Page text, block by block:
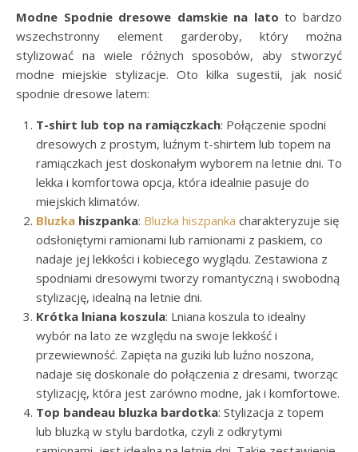
Modne Spodnie dresowe damskie na lato to bardzo
wszechstronny element garderoby, który można
stylizować na wiele różnych sposobów, aby stworzyć
modne miejskie stylizacje. Oto kilka sugestii, jak nosić
spodnie dresowe latem:
T-shirt lub top na ramiączkach: Połączenie spodni
dresowych z prostym, luźnym t-shirtem lub topem na
ramiączkach jest doskonałym wyborem na letnie dni. To
lekka i komfortowa opcja, która idealnie pasuje do
miejskich klimatów.
Bluzka hiszpanka: Bluzka hiszpanka charakteryzuje się
odsłoniętymi ramionami lub ramionami z paskiem, co
nadaje jej lekkości i kobiecego wyglądu. Zestawiona z
spodniami dresowymi tworzy romantyczną i swobodną
stylizację, idealną na letnie dni.
Krótka lniana koszula: Lniana koszula to idealny
wybór na lato ze względu na swoje lekkość i
przewiewność. Zapięta na guziki lub luźno noszona,
nadaje się doskonale do połączenia z dresami, tworząc
stylizację, która jest zarówno modne, jak i komfortowe.
Top bandeau bluzka bardotka: Stylizacja z topem
lub bluzką w stylu bardotka, czyli z odkrytymi